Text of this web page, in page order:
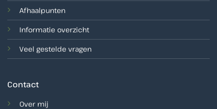
Afhaalpunten
Informatie overzicht
Veel gestelde vragen
Contact
Over mij